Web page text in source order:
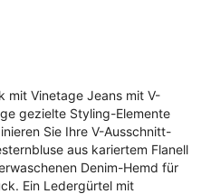
mit Vinetage Jeans mit V-
gezielte Styling-Elemente
Sie Ihre V-Ausschnitt-
aus kariertem Flanell
Denim-Hemd für
Ein Ledergürtel mit